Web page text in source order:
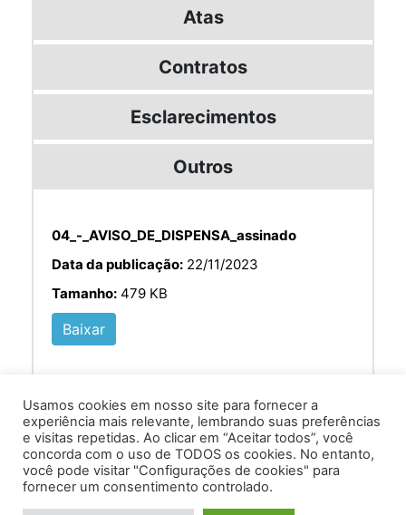
Atas
Contratos
Esclarecimentos
Outros
04_-_AVISO_DE_DISPENSA_assinado
Data da publicação: 22/11/2023
Tamanho: 479 KB
Baixar
Av. Prof. Armando Alves da Silva, nº 1950 - Zacarias,
Caratinga - MG - 35302-403 / Tel: (33) 3329 8000
Usamos cookies em nosso site para fornecer a
experiência mais relevante, lembrando suas preferências
e visitas repetidas. Ao clicar em “Aceitar todos”, você
concorda com o uso de TODOS os cookies. No entanto,
você pode visitar "Configurações de cookies" para
fornecer um consentimento controlado.